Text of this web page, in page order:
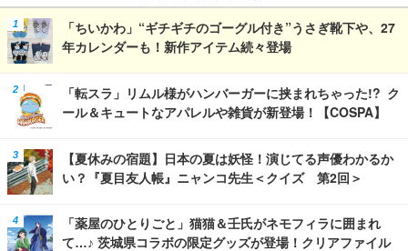
「ちいかわ」“ギチギチのゴーグル付き”うさぎ靴下や、27
年カレンダーも！新作アイテム続々登場
「転スラ」リムル様がハンバーガーに挟まれちゃった!? ク
ール＆キュートなアパレルや雑貨が新登場！【COSPA】
【夏休みの宿題】日本の夏は妖怪！演じてる声優わかるか
い？『夏目友人帳』ニャンコ先生＜クイズ 第2回＞
「薬屋のひとりごと」猫猫＆壬氏がネモフィラに囲まれ
て…♪ 茨城県コラボの限定グッズが登場！クリアファイル